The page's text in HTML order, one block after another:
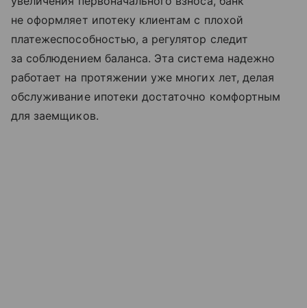
не оформляет ипотеку клиентам с плохой
платежеспособностью, а регулятор следит
за соблюдением баланса. Эта система надежно
работает на протяжении уже многих лет, делая
обслуживание ипотеки достаточно комфортным
для заемщиков.